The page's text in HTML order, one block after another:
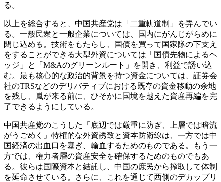
る。
以上を総合すると、中国共産党は「二重軌道制」を弄んでい
る。一般民衆と一般企業については、国内にがんじがらめに
閉じ込める。技術をもたらし、国債を買って国家隊の下支え
をすることができる大型外資については「国債先物によるヘ
ッジ」と「M&Aのグリーンルート」を開き、利益で誘い込
む。最も核心的な政治的背景を持つ資金については、証券会
社のTRSなどのデリバティブにおける既存の資金移動の余地
を残し、嵐が来る前に、ひそかに国境を越えた資産再編を完
了できるようにしている。
中国共産党のこうした「底辺では厳重に防ぎ、上層では暗流
がうごめく」特権的な外資誘致と資本防衛線は、一方では中
国経済の出血口を塞ぎ、輸血するためのものである。もう一
方では、権力者層の資産安全を確保するためのものでもあ
る。彼らは国際資本と結託し、中国の庶民から搾取して体制
を延命させている。さらに、これを通じて西側のデカップリ